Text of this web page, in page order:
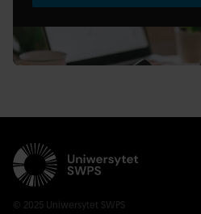
© 2025 Uniwersytet SWPS